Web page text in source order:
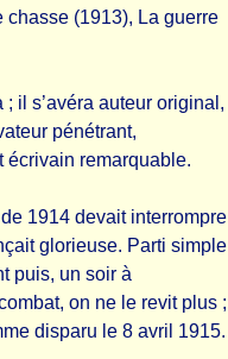
chasse (1913), La guerre
; il s’avéra auteur original,
pénétrant,
écrivain remarquable.
1914 devait interrompre
glorieuse. Parti simple
puis, un soir à
on ne le revit plus ;
disparu le 8 avril 1915.